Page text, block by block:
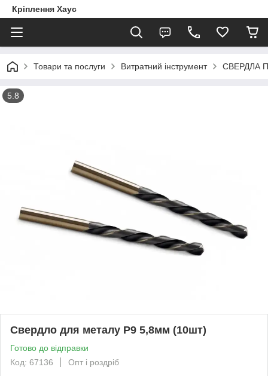
Кріплення Хаус
Товари та послуги Витратний інструмент СВЕРДЛА
5.8
Свердло для металу Р9 5,8мм (10шт)
Готово до відправки
Код: 67136
Опт і роздріб